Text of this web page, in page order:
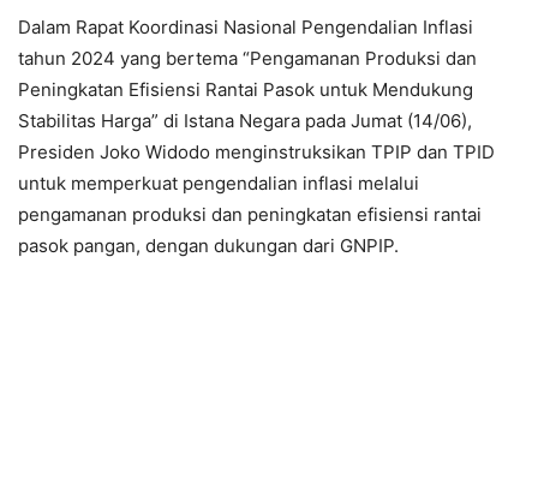
Dalam Rapat Koordinasi Nasional Pengendalian Inflasi
tahun 2024 yang bertema “Pengamanan Produksi dan
Peningkatan Efisiensi Rantai Pasok untuk Mendukung
Stabilitas Harga” di Istana Negara pada Jumat (14/06),
Presiden Joko Widodo menginstruksikan TPIP dan TPID
untuk memperkuat pengendalian inflasi melalui
pengamanan produksi dan peningkatan efisiensi rantai
pasok pangan, dengan dukungan dari GNPIP.